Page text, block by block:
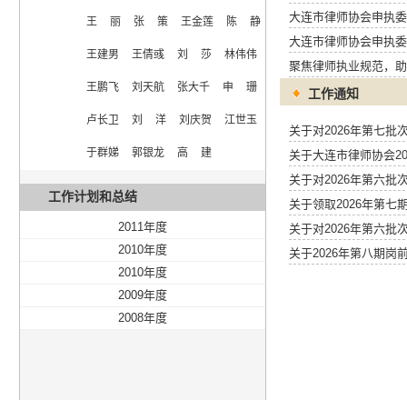
王  丽  张  策  王金莲  陈  静
王建男  王倩彧  刘  莎  林伟伟
王鹏飞  刘天航  张大千  申  珊
卢长卫  刘  洋  刘庆贺  江世玉
于群娣  郭银龙  高  建
工作计划和总结
2011年度
2010年度
2010年度
2009年度
2008年度
大连市律师协会申执
大连市律师协会申执
聚焦律师执业规范，
工作通知
关于对2026年第七批
关于大连市律师协会
关于对2026年第六批
关于领取2026年第七
关于对2026年第六批
关于2026年第八期岗